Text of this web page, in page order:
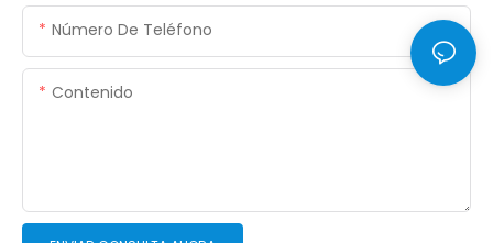
Número De Teléfono
Contenido